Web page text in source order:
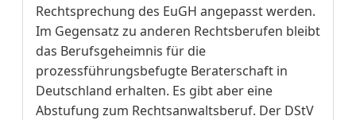
Rechtsprechung des EuGH angepasst werden.
Im Gegensatz zu anderen Rechtsberufen bleibt
das Berufsgeheimnis für die
prozessführungsbefugte Beraterschaft in
Deutschland erhalten. Es gibt aber eine
Abstufung zum Rechtsanwaltsberuf. Der DStV